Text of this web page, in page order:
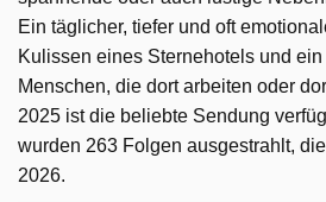
Ein täglicher, tiefer und oft
Kulissen eines Sternehotels und
Menschen, die dort arbeiten oder
2025 ist die beliebte Sendung
wurden 263 Folgen ausgestrahlt,
2026.